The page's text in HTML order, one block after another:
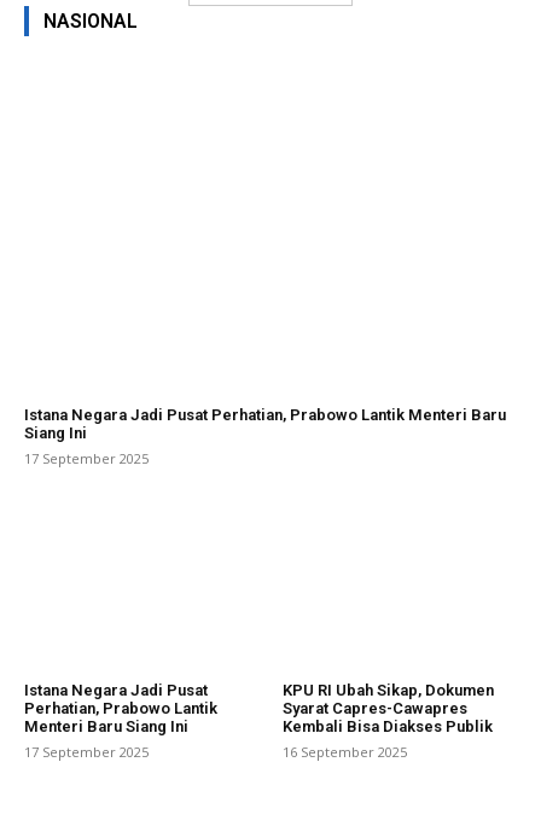
NASIONAL
Istana Negara Jadi Pusat Perhatian, Prabowo Lantik Menteri Baru
Siang Ini
17 September 2025
Istana Negara Jadi Pusat
Perhatian, Prabowo Lantik
Menteri Baru Siang Ini
17 September 2025
KPU RI Ubah Sikap, Dokumen
Syarat Capres-Cawapres
Kembali Bisa Diakses Publik
16 September 2025